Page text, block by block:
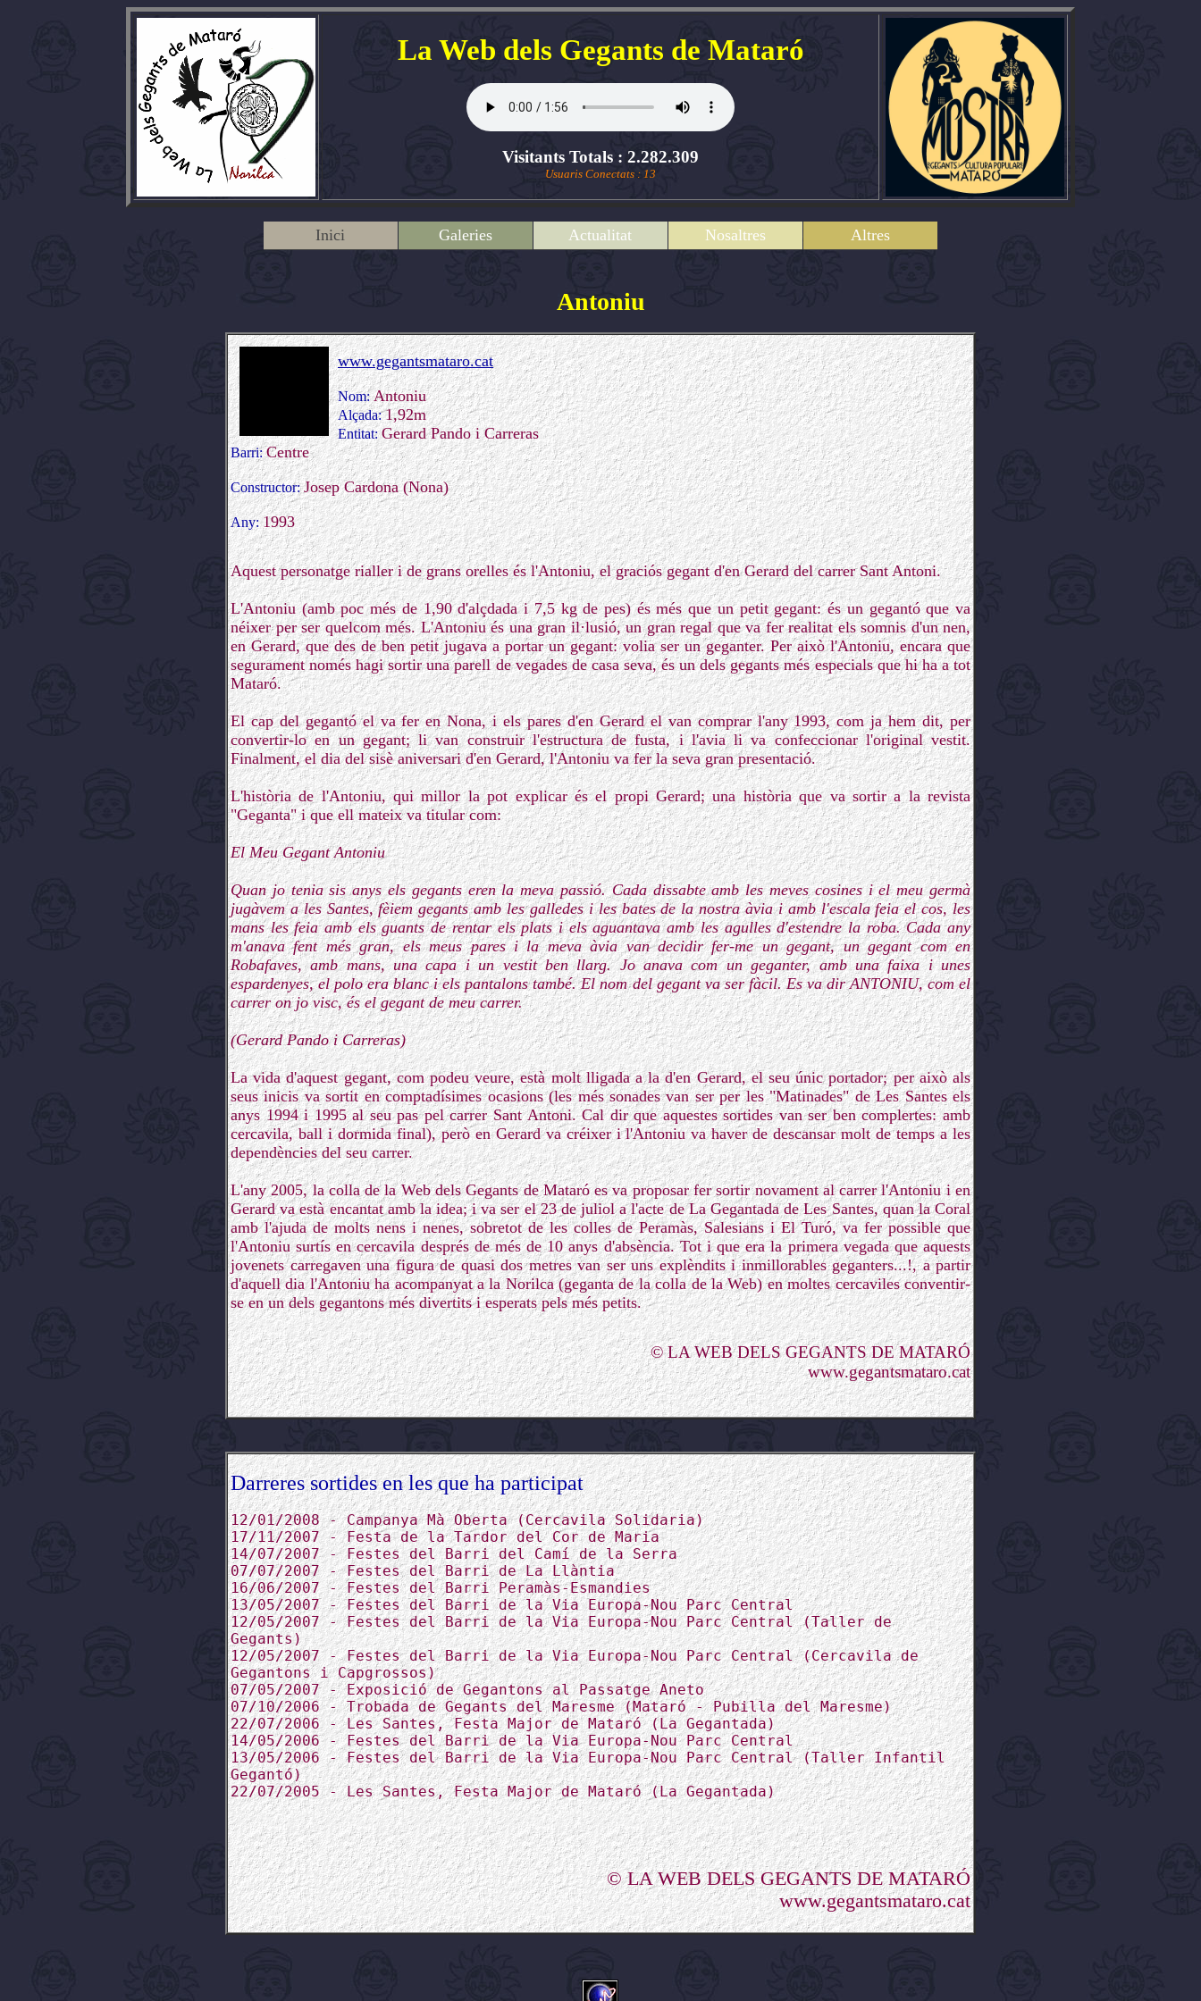
La Web dels Gegants de Mataró
Visitants Totals : 2.282.309
Usuaris Conectats : 13
Inici Galeries Actualitat Nosaltres Altres
Antoniu
www.gegantsmataro.cat
Nom:Antoniu
Alçada:1,92m
Entitat:Gerard Pando i Carreras
Barri:Centre
Constructor:Josep Cardona (Nona)
Any:1993
Aquest personatge rialler i de grans orelles és l'Antoniu, el graciós gegant d'en Gerard del carrer Sant Antoni.
L'Antoniu (amb poc més de 1,90 d'alçdada i 7,5 kg de pes) és més que un petit gegant: és un gegantó que va
néixer per ser quelcom més. L'Antoniu és una gran il·lusió, un gran regal que va fer realitat els somnis d'un nen,
en Gerard, que des de ben petit jugava a portar un gegant: volia ser un geganter. Per això l'Antoniu, encara que
segurament només hagi sortir una parell de vegades de casa seva, és un dels gegants més especials que hi ha a tot
Mataró.
El cap del gegantó el va fer en Nona, i els pares d'en Gerard el van comprar l'any 1993, com ja hem dit, per
convertir-lo en un gegant; li van construir l'estructura de fusta, i l'avia li va confeccionar l'original vestit.
Finalment, el dia del sisè aniversari d'en Gerard, l'Antoniu va fer la seva gran presentació.
L'història de l'Antoniu, qui millor la pot explicar és el propi Gerard; una història que va sortir a la revista
"Geganta" i que ell mateix va titular com:
El Meu Gegant Antoniu
Quan jo tenia sis anys els gegants eren la meva passió. Cada dissabte amb les meves cosines i el meu germà
jugàvem a les Santes, fèiem gegants amb les galledes i les bates de la nostra àvia i amb l'escala feia el cos, les
mans les feia amb els guants de rentar els plats i els aguantava amb les agulles d'estendre la roba. Cada any
m'anava fent més gran, els meus pares i la meva àvia van decidir fer-me un gegant, un gegant com en
Robafaves, amb mans, una capa i un vestit ben llarg. Jo anava com un geganter, amb una faixa i unes
espardenyes, el polo era blanc i els pantalons també. El nom del gegant va ser fàcil. Es va dir ANTONIU, com el
carrer on jo visc, és el gegant de meu carrer.
(Gerard Pando i Carreras)
La vida d'aquest gegant, com podeu veure, està molt lligada a la d'en Gerard, el seu únic portador; per això als
seus inicis va sortit en comptadísimes ocasions (les més sonades van ser per les "Matinades" de Les Santes els
anys 1994 i 1995 al seu pas pel carrer Sant Antoni. Cal dir que aquestes sortides van ser ben complertes: amb
cercavila, ball i dormida final), però en Gerard va créixer i l'Antoniu va haver de descansar molt de temps a les
dependències del seu carrer.
L'any 2005, la colla de la Web dels Gegants de Mataró es va proposar fer sortir novament al carrer l'Antoniu i en
Gerard va està encantat amb la idea; i va ser el 23 de juliol a l'acte de La Gegantada de Les Santes, quan la Coral
amb l'ajuda de molts nens i nenes, sobretot de les colles de Peramàs, Salesians i El Turó, va fer possible que
l'Antoniu surtís en cercavila després de més de 10 anys d'absència. Tot i que era la primera vegada que aquests
jovenets carregaven una figura de quasi dos metres van ser uns explèndits i inmillorables geganters...!, a partir
d'aquell dia l'Antoniu ha acompanyat a la Norilca (geganta de la colla de la Web) en moltes cercaviles conventir-
se en un dels gegantons més divertits i esperats pels més petits.
© LA WEB DELS GEGANTS DE MATARÓ
www.gegantsmataro.cat
Darreres sortides en les que ha participat
12/01/2008 - Campanya Mà Oberta (Cercavila Solidaria)
17/11/2007 - Festa de la Tardor del Cor de Maria
14/07/2007 - Festes del Barri del Camí de la Serra
07/07/2007 - Festes del Barri de La Llàntia
16/06/2007 - Festes del Barri Peramàs-Esmandies
13/05/2007 - Festes del Barri de la Via Europa-Nou Parc Central
12/05/2007 - Festes del Barri de la Via Europa-Nou Parc Central (Taller de
Gegants)
12/05/2007 - Festes del Barri de la Via Europa-Nou Parc Central (Cercavila de
Gegantons i Capgrossos)
07/05/2007 - Exposició de Gegantons al Passatge Aneto
07/10/2006 - Trobada de Gegants del Maresme (Mataró - Pubilla del Maresme)
22/07/2006 - Les Santes, Festa Major de Mataró (La Gegantada)
14/05/2006 - Festes del Barri de la Via Europa-Nou Parc Central
13/05/2006 - Festes del Barri de la Via Europa-Nou Parc Central (Taller Infantil
Gegantó)
22/07/2005 - Les Santes, Festa Major de Mataró (La Gegantada)
© LA WEB DELS GEGANTS DE MATARÓ
www.gegantsmataro.cat